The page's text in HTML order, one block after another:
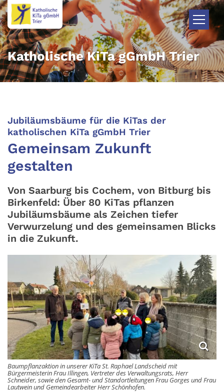
Zum Inhalt springen
Katholische KiTa gGmbH Trier
Jubiläumsbäume für die KiTas der
katholischen KiTa gGmbH Trier:
Gemeinsam Zukunft
gestalten
Von Saarburg bis Cochem, von Bitburg bis
Birkenfeld: Über 80 KiTas pflanzen
Jubiläumsbäume als Zeichen tiefer
Verwurzelung und des gemeinsamen Blicks
in die Zukunft.
Baumpflanzaktion in unserer KiTa St. Raphael Landscheid mit
Bürgermeisterin Frau Illingen, Vertreter des Verwaltungsrats, Herr
Schneider, sowie den Gesamt- und Standortleitungen Frau Gorges und Frau
Lautwein und Gemeindearbeiter Herr Schönhofen.